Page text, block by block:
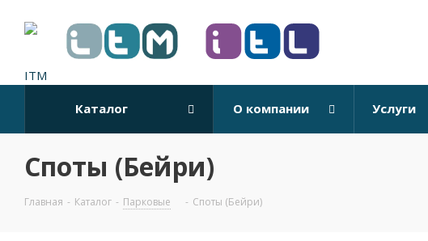
Каталог О компании Услуги
Споты (Бейри)
Главная - Каталог - Парковые - Споты (Бейри)